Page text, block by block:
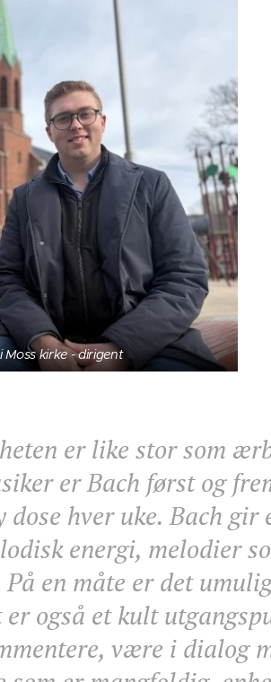
kirke - dirigent
er like stor som
er Bach først og
dose hver uke. Bach
energi, melodier
På en måte er det
er også et kult
være i dialog